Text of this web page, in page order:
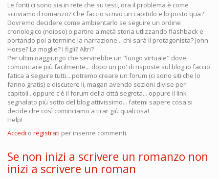
Le fonti ci sono sia in rete che su testi, ora il problema è come
scriviamo il romanzo? Che faccio scrivo un capitolo e lo posto qua?
Dovremo decidere come ambientarlo se seguire un ordine
cronologico (noioso) o partire a metà storia utlizzando flashback e
portando poi a termine la narrazione... chi sarà il protagonista? John
Horse? La moglie? I figli? Altri?
Per ultim oaggiungo che servirebbe un "luogo virtuale" dove
comunciare più facilmente... dopo un po' di risposte sul blog io faccio
fatica a seguire tutti... potremo creare un forum (ci sono siti che lo
fanno gratis) e discutere li, magari avendo sezioni divise per
capitoli...oppure c'è il forum della città segreta... oppure il link
segnalato più sotto del blog attivissimo... fatemi sapere cosa si
decide che così cominciamo a tirar giù qualcosa!
Help!
Accedi o registrati per inserire commenti.
Se non inizi a scrivere un romanzo non
inizi a scrivere un roman